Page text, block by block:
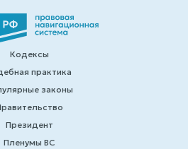
Кодексы
практика
законы
Президент
Пленумы ВС